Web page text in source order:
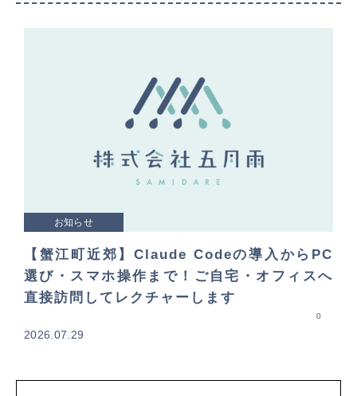
お知らせ
【蟹江町近郊】Claude Codeの導入からPC
選び・スマホ操作まで！ご自宅・オフィスへ
直接訪問してレクチャーします
2026.07.29
0